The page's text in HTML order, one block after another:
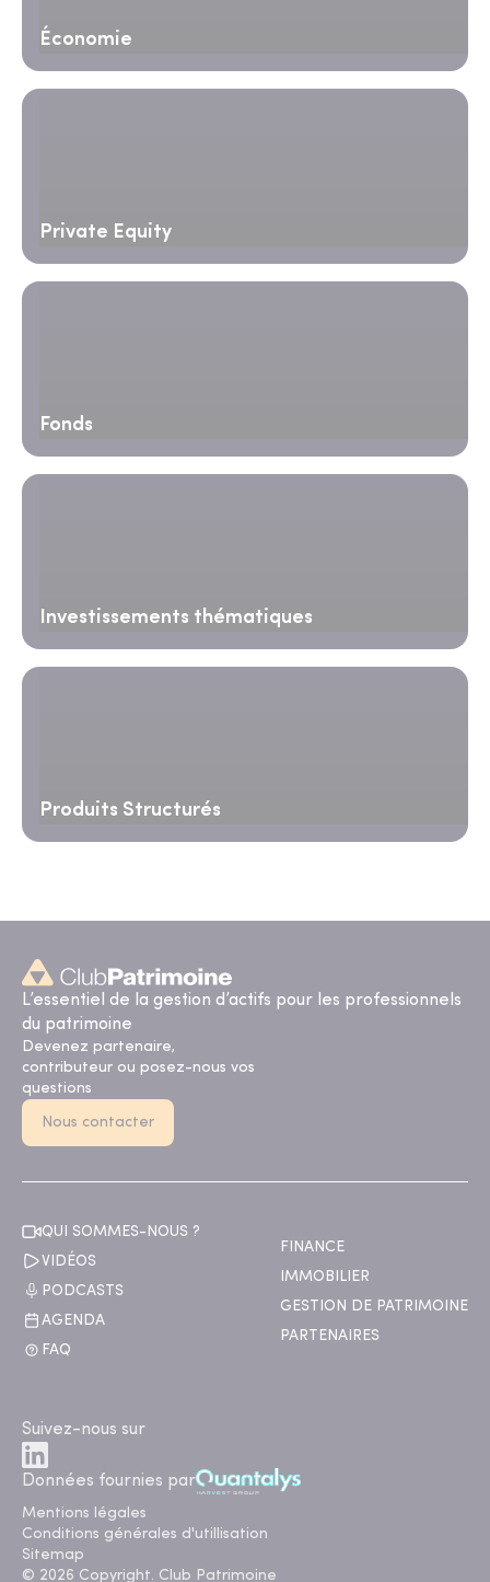
Économie
Private Equity
Fonds
Investissements thématiques
Produits Structurés
L’essentiel de la gestion d’actifs pour les professionnels
du patrimoine
Devenez partenaire,
contributeur ou posez-nous vos
questions
Nous contacter
QUI SOMMES-NOUS ?
VIDÉOS
PODCASTS
AGENDA
FAQ
FINANCE
IMMOBILIER
GESTION DE PATRIMOINE
PARTENAIRES
Suivez-nous sur
Données fournies par
Mentions légales
Conditions générales d'utillisation
Sitemap
© 2026 Copyright. Club Patrimoine